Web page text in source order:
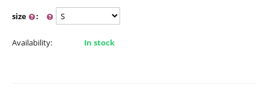
size :
Availability: In stock